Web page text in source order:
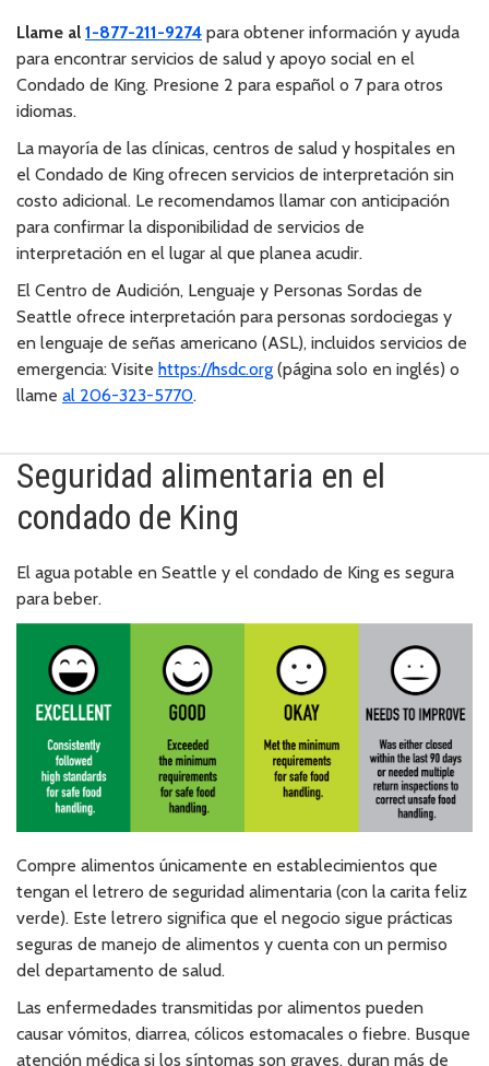
Llame al 1-877-211-9274 para obtener información y ayuda
para encontrar servicios de salud y apoyo social en el
Condado de King. Presione 2 para español o 7 para otros
idiomas.
La mayoría de las clínicas, centros de salud y hospitales en
el Condado de King ofrecen servicios de interpretación sin
costo adicional. Le recomendamos llamar con anticipación
para confirmar la disponibilidad de servicios de
interpretación en el lugar al que planea acudir.
El Centro de Audición, Lenguaje y Personas Sordas de
Seattle ofrece interpretación para personas sordociegas y
en lenguaje de señas americano (ASL), incluidos servicios de
emergencia: Visite https://hsdc.org (página solo en inglés) o
llame al 206-323-5770.
Seguridad alimentaria en el
condado de King
El agua potable en Seattle y el condado de King es segura
para beber.
Compre alimentos únicamente en establecimientos que
tengan el letrero de seguridad alimentaria (con la carita feliz
verde). Este letrero significa que el negocio sigue prácticas
seguras de manejo de alimentos y cuenta con un permiso
del departamento de salud.
Las enfermedades transmitidas por alimentos pueden
causar vómitos, diarrea, cólicos estomacales o fiebre. Busque
atención médica si los síntomas son graves, duran más de